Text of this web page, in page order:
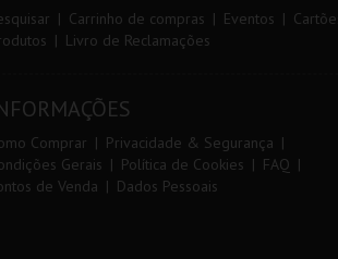
Carrinho de compras Eventos
Livro de Reclamações
Comprar
Privacidade & Segurança
Gerais
Política de Cookies
FAQ
de Venda
Dados Pessoais